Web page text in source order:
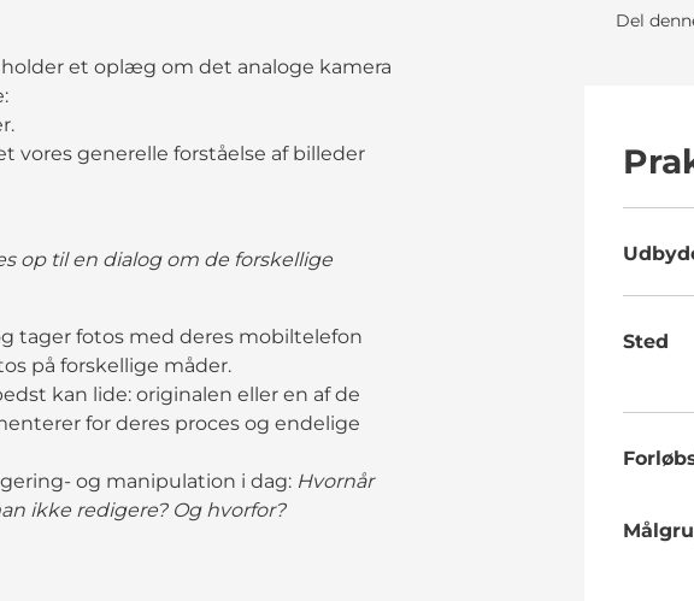
et oplæg om det analoge kamera
vores generelle forståelse af billeder
op til en dialog om de forskellige
tager fotos med deres mobiltelefon
på forskellige måder.
kan lide: originalen eller en af de
for deres proces og endelige
og manipulation i dag: Hvornår
ikke redigere? Og hvorfor?
Del
Sted